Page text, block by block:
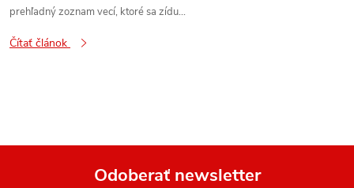
prehľadný zoznam vecí, ktoré sa zídu...
Čítať článok
Odoberať newsletter